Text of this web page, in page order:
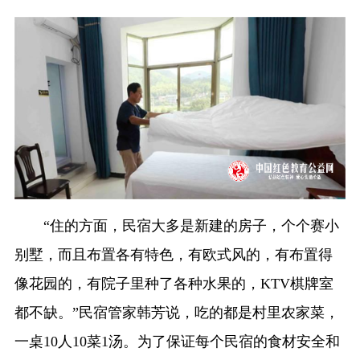
“住的方面，民宿大多是新建的房子，个个赛小
别墅，而且布置各有特色，有欧式风的，有布置得
像花园的，有院子里种了各种水果的，KTV棋牌室
都不缺。”民宿管家韩芳说，吃的都是村里农家菜，
一桌10人10菜1汤。为了保证每个民宿的食材安全和